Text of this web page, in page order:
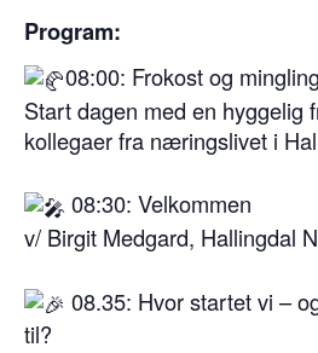
Program:
08:00: Frokost og
Start dagen med en hyggelig
kollegaer fra næringslivet i
08:30: Velkommen
v/ Birgit Medgard, Hallingdal
08.35: Hvor startet vi –
til?